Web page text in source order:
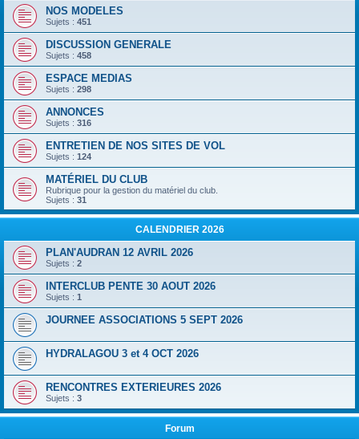
NOS MODELES
Sujets : 451
DISCUSSION GENERALE
Sujets : 458
ESPACE MEDIAS
Sujets : 298
ANNONCES
Sujets : 316
ENTRETIEN DE NOS SITES DE VOL
Sujets : 124
MATÉRIEL DU CLUB
Rubrique pour la gestion du matériel du club.
Sujets : 31
CALENDRIER 2026
PLAN'AUDRAN 12 AVRIL 2026
Sujets : 2
INTERCLUB PENTE 30 AOUT 2026
Sujets : 1
JOURNEE ASSOCIATIONS 5 SEPT 2026
HYDRALAGOU 3 et 4 OCT 2026
RENCONTRES EXTERIEURES 2026
Sujets : 3
Forum